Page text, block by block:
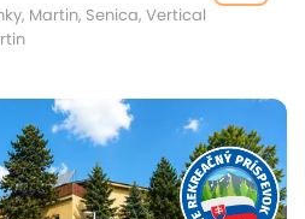
Martin, Senica, Vertical